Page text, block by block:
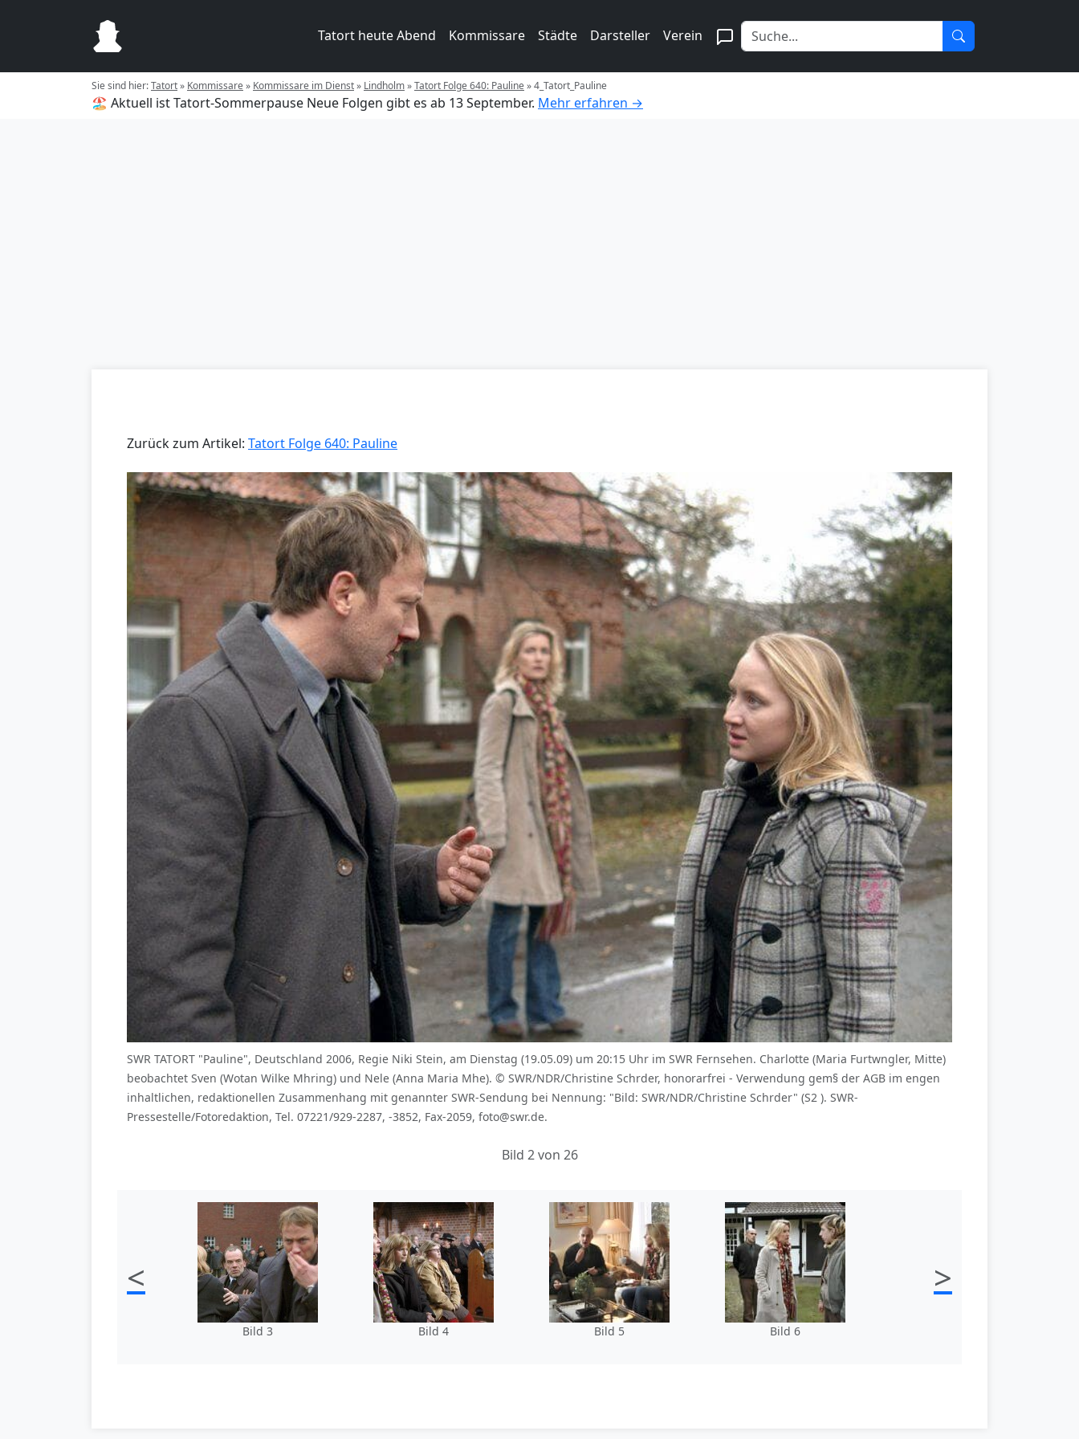
Tatort heute Abend Kommissare Städte Darsteller Verein
Sie sind hier:Tatort» Kommissare» Kommissare im Dienst» Lindholm»Tatort Folge 640: Pauline»4_Tatort_Pauline
🏖️ Aktuell ist Tatort-Sommerpause Neue Folgen gibt es ab 13 September. Mehr erfahren →
Zurück zum Artikel: Tatort Folge 640: Pauline
SWR TATORT "Pauline", Deutschland 2006, Regie Niki Stein, am Dienstag (19.05.09) um 20:15 Uhr im SWR Fernsehen. Charlotte (Maria Furtwngler, Mitte)
beobachtet Sven (Wotan Wilke Mhring) und Nele (Anna Maria Mhe). © SWR/NDR/Christine Schrder, honorarfrei - Verwendung gem§ der AGB im engen
inhaltlichen, redaktionellen Zusammenhang mit genannter SWR-Sendung bei Nennung: "Bild: SWR/NDR/Christine Schrder" (S2 ). SWR-
Pressestelle/Fotoredaktion, Tel. 07221/929-2287, -3852, Fax-2059, foto@swr.de.
Bild 2 von 26
<
Bild 3 Bild 4 Bild 5 Bild 6
>